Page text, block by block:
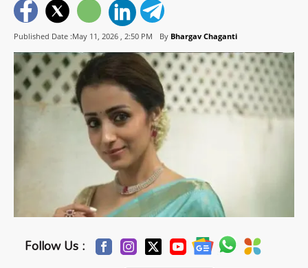
Published Date :May 11, 2026 , 2:50 PM By Bhargav Chaganti
Follow Us :